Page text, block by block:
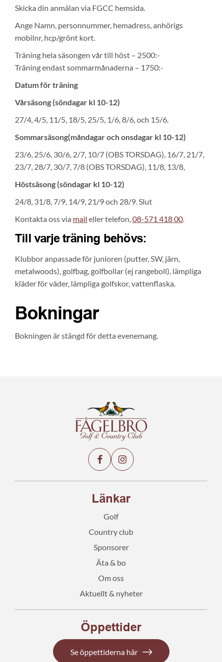
Skicka din anmälan via FGCC hemsida.
Ange Namn, personnummer, hemadress, anhörigs
mobilnr, hcp/grönt kort.
Träning hela säsongen vår till höst – 2500:-
Träning endast sommarmånaderna – 1750:-
Datum för träning
Vårsäsong (söndagar kl 10-12)
27/4, 4/5, 11/5, 18/5, 25/5, 1/6, 8/6, och 15/6.
Sommarsäsong(måndagar och onsdagar kl 10-12)
23/6, 25/6, 30/6, 2/7, 10/7 (OBS TORSDAG), 16/7, 21/7,
23/7, 28/7, 30/7, 7/8 (OBS TORSDAG), 11/8, 13/8,
Höstsäsong (söndagar kl 10-12)
24/8, 31/8, 7/9, 14/9, 21/9 och 28/9. Slut
Kontakta oss via mail eller telefon,08-571 418 00.
Till varje träning behövs:
Klubbor anpassade för junioren (putter, SW, järn,
metalwoods), golfbag, golfbollar (ej rangeboll), lämpliga
kläder för väder, lämpliga golfskor, vattenflaska.
Bokningar
Bokningen är stängd för detta evenemang.
Länkar
Golf
Country club
Sponsorer
Äta & bo
Om oss
Aktuellt & nyheter
Öppettider
Se öppettiderna här